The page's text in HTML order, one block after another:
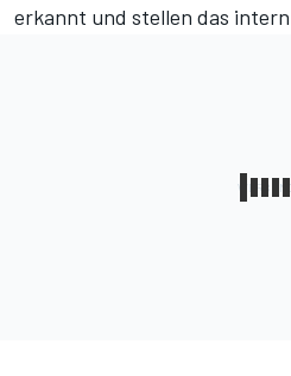
erkannt und stellen das